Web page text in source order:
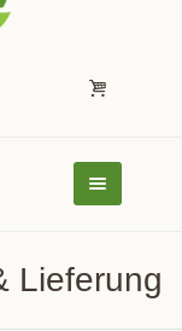
Lieferung